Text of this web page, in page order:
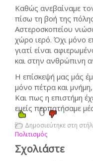
Καθώς ανεβαίναμε
πίσω τη βοή της
Αστεροσκοπείου
χώρο ιερό. Όχι μόνο
γιατί είναι
και στην ανθρώπινη
Η επίσκεψή μας μάς
μόνο πέτρα και
Και πως η επιστήμη
εμείς περπατήσαμε
0
Δημοσιεύτηκε στη
Πολιτισμός
Σχολιάστε